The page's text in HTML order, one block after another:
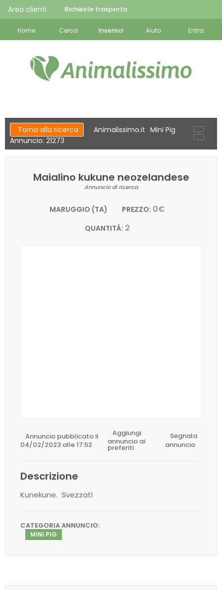
Area clienti Richieste trasporto
Home Cerca Inserisci Aiuto Entra
Torna alla ricerca Animalissimo.it Mini Pig
Annuncio: 21273
Maialino kukune neozelandese
Annuncio di ricerca
MARUGGIO (TA) PREZZO: 0€
QUANTITÀ: 2
Annuncio pubblicato il
04/02/2023 alle 17:52
Aggiungi
annuncio ai
preferiti
Segnala
annuncio
Descrizione
Kunekune. Svezzati
CATEGORIA ANNUNCIO:
MINI PIG